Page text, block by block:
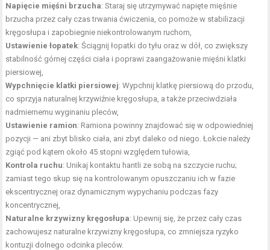
Napięcie mięśni brzucha: Staraj się utrzymywać napięte mięśnie
brzucha przez cały czas trwania ćwiczenia, co pomoże w stabilizacji
kręgosłupa i zapobiegnie niekontrolowanym ruchom,
Ustawienie łopatek: Ściągnij łopatki do tyłu oraz w dół, co zwiększy
stabilność górnej części ciała i poprawi zaangażowanie mięśni klatki
piersiowej,
Wypchnięcie klatki piersiowej: Wypchnij klatkę piersiową do przodu,
co sprzyja naturalnej krzywiźnie kręgosłupa, a także przeciwdziała
nadmiernemu wyginaniu pleców,
Ustawienie ramion: Ramiona powinny znajdować się w odpowiedniej
pozycji — ani zbyt blisko ciała, ani zbyt daleko od niego. Łokcie należy
zgiąć pod kątem około 45 stopni względem tułowia,
Kontrola ruchu: Unikaj kontaktu hantli ze sobą na szczycie ruchu;
zamiast tego skup się na kontrolowanym opuszczaniu ich w fazie
ekscentrycznej oraz dynamicznym wypychaniu podczas fazy
koncentrycznej,
Naturalne krzywizny kręgosłupa: Upewnij się, że przez cały czas
zachowujesz naturalne krzywizny kręgosłupa, co zmniejsza ryzyko
kontuzji dolnego odcinka pleców.